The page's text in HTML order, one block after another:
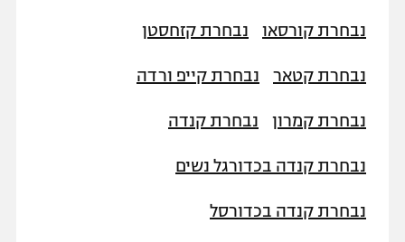
נבחרת קורסאו נבחרת קזחסטן
נבחרת קטאר נבחרת קייפ ורדה
נבחרת קמרון נבחרת קנדה
נבחרת קנדה בכדורגל נשים
נבחרת קנדה בכדורסל